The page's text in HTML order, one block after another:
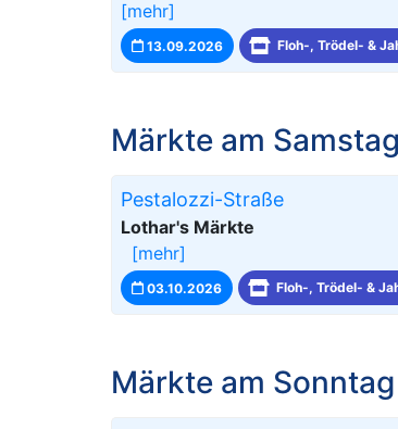
[mehr]
13.09.2026 Floh-, Trödel- &
Märkte am
Pestalozzi-Straße
Lothar's Märkte
[mehr]
03.10.2026 Floh-, Trödel- &
Märkte am